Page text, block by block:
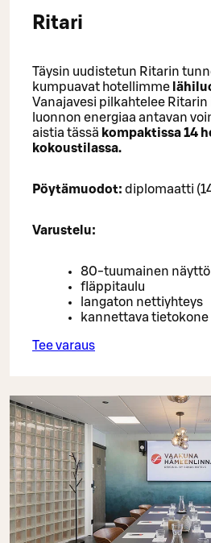
Ritari
Täysin uudistetun Ritarin
kumpuavat hotellimme
Vanajavesi pilkahtelee Ritarin
luonnon energiaa antavan
aistia tässä kompaktissa 14
kokoustilassa.
Pöytämuodot: diplomaatti
Varustelu:
80-tuumainen näyttö
fläppitaulu
langaton nettiyhteys
kannettava tietokone
Tee varaus